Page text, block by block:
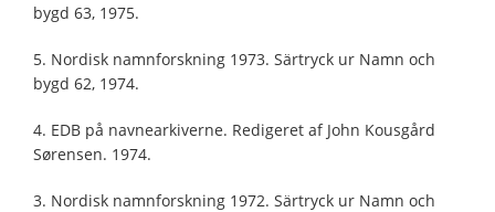
bygd 63, 1975.
5. Nordisk namnforskning 1973. Särtryck ur Namn och
bygd 62, 1974.
4. EDB på navnearkiverne. Redigeret af John Kousgård
Sørensen. 1974.
3. Nordisk namnforskning 1972. Särtryck ur Namn och